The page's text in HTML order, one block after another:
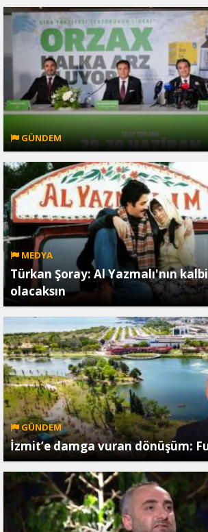
GÜNDEM
MEDYA
Türkan Şoray: Al Yazmalı'nın
olacaksın
GÜNDEM
İzmit’e damga vuran dönüşüm: